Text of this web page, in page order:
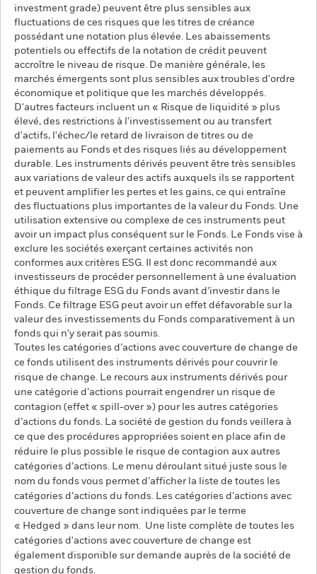
investment grade) peuvent être plus sensibles aux
fluctuations de ces risques que les titres de créance
possédant une notation plus élevée. Les abaissements
potentiels ou effectifs de la notation de crédit peuvent
accroître le niveau de risque. De manière générale, les
marchés émergents sont plus sensibles aux troubles d'ordre
économique et politique que les marchés développés.
D'autres facteurs incluent un « Risque de liquidité » plus
élevé, des restrictions à l'investissement ou au transfert
d'actifs, l'échec/le retard de livraison de titres ou de
paiements au Fonds et des risques liés au développement
durable. Les instruments dérivés peuvent être très sensibles
aux variations de valeur des actifs auxquels ils se rapportent
et peuvent amplifier les pertes et les gains, ce qui entraîne
des fluctuations plus importantes de la valeur du Fonds. Une
utilisation extensive ou complexe de ces instruments peut
avoir un impact plus conséquent sur le Fonds. Le Fonds vise à
exclure les sociétés exerçant certaines activités non
conformes aux critères ESG. Il est donc recommandé aux
investisseurs de procéder personnellement à une évaluation
éthique du filtrage ESG du Fonds avant d’investir dans le
Fonds. Ce filtrage ESG peut avoir un effet défavorable sur la
valeur des investissements du Fonds comparativement à un
fonds qui n'y serait pas soumis.
Toutes les catégories d’actions avec couverture de change de
ce fonds utilisent des instruments dérivés pour couvrir le
risque de change. Le recours aux instruments dérivés pour
une catégorie d’actions pourrait engendrer un risque de
contagion (effet « spill-over ») pour les autres catégories
d’actions du fonds. La société de gestion du fonds veillera à
ce que des procédures appropriées soient en place afin de
réduire le plus possible le risque de contagion aux autres
catégories d’actions. Le menu déroulant situé juste sous le
nom du fonds vous permet d’afficher la liste de toutes les
catégories d’actions du fonds. Les catégories d’actions avec
couverture de change sont indiquées par le terme
« Hedged » dans leur nom. Une liste complète de toutes les
catégories d'actions avec couverture de change est
également disponible sur demande auprès de la société de
gestion du fonds.